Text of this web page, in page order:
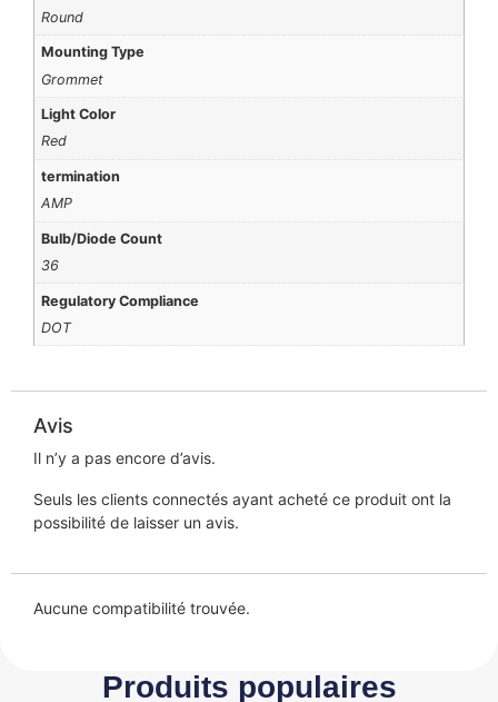
Round
Mounting Type
Grommet
Light Color
Red
termination
AMP
Bulb/Diode Count
36
Regulatory Compliance
DOT
Avis
Il n’y a pas encore d’avis.
Seuls les clients connectés ayant acheté ce produit ont la
possibilité de laisser un avis.
Aucune compatibilité trouvée.
Produits populaires